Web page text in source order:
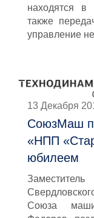
находятся в
также
управление
13 Декабря
СоюзМаш
«НПП
юбилеем
Союза